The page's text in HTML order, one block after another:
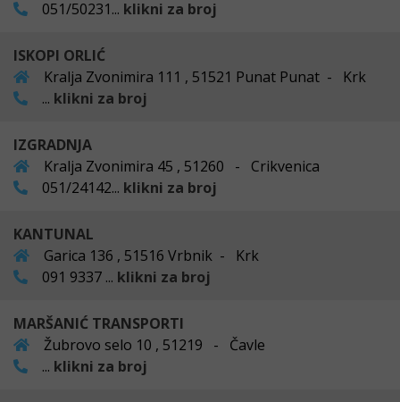
051/50231... klikni za broj
ISKOPI ORLIĆ
Kralja Zvonimira 111 , 51521 Punat Punat - Krk
... klikni za broj
IZGRADNJA
Kralja Zvonimira 45 , 51260 - Crikvenica
051/24142... klikni za broj
KANTUNAL
Garica 136 , 51516 Vrbnik - Krk
091 9337 ... klikni za broj
MARŠANIĆ TRANSPORTI
Žubrovo selo 10 , 51219 - Čavle
... klikni za broj